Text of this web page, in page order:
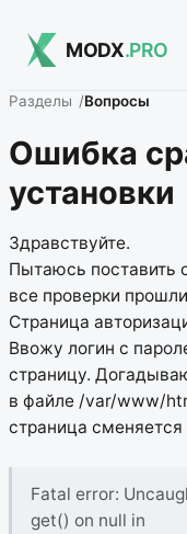
MODX.PRO
Разделы Вопросы
Ошибка
установки
Здравствуйте.
Пытаюсь поставить
все проверки
Страница
Ввожу логин с
страницу.
в файле /var/www/
страница
Fatal error:
get() on null in